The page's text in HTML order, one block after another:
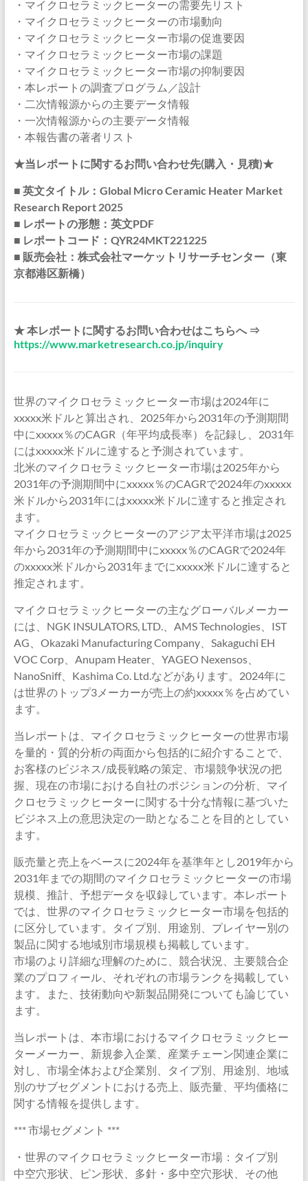
・マイクロセラミックヒーターの需要先リスト
・マイクロセラミックヒーターの市場動向
・マイクロセラミックヒーター市場の促進要因
・マイクロセラミックヒーター市場の課題
・マイクロセラミックヒーター市場の抑制要因
・本レポートの調査プログラム／設計
・二次情報源からの主要データ情報
・一次情報源からの主要データ情報
・本報告書の著者リスト
★当レポートに関するお問い合わせ先(購入・見積)★
■ 英文タイトル：Global Micro Ceramic Heater Market
Research Report 2025
■ レポートの形態：英文PDF
■ レポートコード：QYR24MKT221225
■ 販売会社：株式会社マーケットリサーチセンター（東
京都港区新橋）
★ 本レポートに関するお問い合わせはこちらへ ⇒
https://www.marketresearch.co.jp/inquiry
世界のマイクロセラミックヒーター市場は2024年に
xxxxx米ドルと算出され、2025年から2031年の予測期間
中にxxxxx％のCAGR（年平均成長率）を記録し、2031年
にはxxxxx米ドルに達すると予測されています。
北米のマイクロセラミックヒーター市場は2025年から
2031年の予測期間中にxxxxx％のCAGRで2024年のxxxxx
米ドルから2031年にはxxxxx米ドルに達すると推定され
ます。
マイクロセラミックヒーターのアジア太平洋市場は2025
年から2031年の予測期間中にxxxxx％のCAGRで2024年
のxxxxx米ドルから2031年までにxxxxx米ドルに達すると
推定されます。
マイクロセラミックヒーターの主なグローバルメーカー
には、NGK INSULATORS, LTD.、AMS Technologies、IST
AG、Okazaki Manufacturing Company、Sakaguchi EH
VOC Corp、Anupam Heater、YAGEO Nexensos、
NanoSniff、Kashima Co. Ltd.などがあります。2024年に
は世界のトップ3メーカーが売上の約xxxxx％を占めてい
ます。
当レポートは、マイクロセラミックヒーターの世界市場
を量的・質的分析の両面から包括的に紹介することで、
お客様のビジネス/成長戦略の策定、市場競争状況の把
握、現在の市場における自社のポジションの分析、マイ
クロセラミックヒーターに関する十分な情報に基づいた
ビジネス上の意思決定の一助となることを目的としてい
ます。
販売量と売上をベースに2024年を基準年とし2019年から
2031年までの期間のマイクロセラミックヒーターの市場
規模、推計、予想データを収録しています。本レポート
では、世界のマイクロセラミックヒーター市場を包括的
に区分しています。タイプ別、用途別、プレイヤー別の
製品に関する地域別市場規模も掲載しています。
市場のより詳細な理解のために、競合状況、主要競合企
業のプロフィール、それぞれの市場ランクを掲載してい
ます。また、技術動向や新製品開発についても論じてい
ます。
当レポートは、本市場におけるマイクロセラミックヒー
ターメーカー、新規参入企業、産業チェーン関連企業に
対し、市場全体および企業別、タイプ別、用途別、地域
別のサブセグメントにおける売上、販売量、平均価格に
関する情報を提供します。
*** 市場セグメント ***
・世界のマイクロセラミックヒーター市場：タイプ別
中空穴形状、ピン形状、多針・多中空穴形状、その他